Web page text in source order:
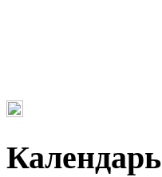
Календарь